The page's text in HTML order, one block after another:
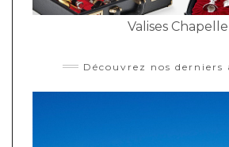
Valises Chapelle
Découvrez nos derniers